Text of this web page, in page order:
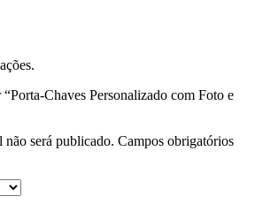
Chaves Personalizado com Foto e
não será publicado. Campos obrigatórios